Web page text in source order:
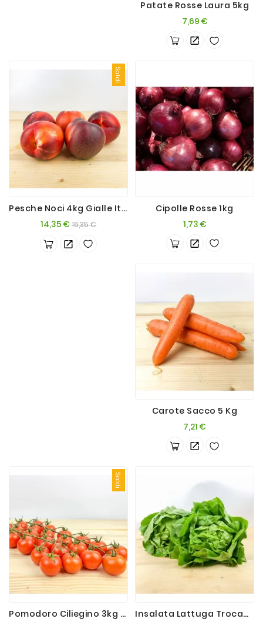
Patate Rosse Laura 5kg
7,69 €Prezzo
Saldi
Pesche Noci 4kg Gialle Italia
14,35 €Prezzo
16,35 €Prezzo
Cipolle Rosse 1kg
1,73 €Prezzo
Carote Sacco 5 Kg
7,21 €Prezzo
Saldi
Pomodoro Ciliegino 3kg Con Ramo
Insalata Lattuga Trocadero 6 Teste